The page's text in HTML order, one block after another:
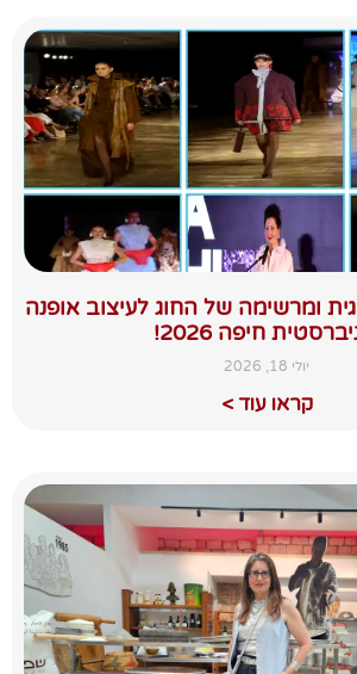
ומרשימה של החוג לעיצוב אופנה
חיפה 2026!
יולי 18, 2026
קראו עוד >